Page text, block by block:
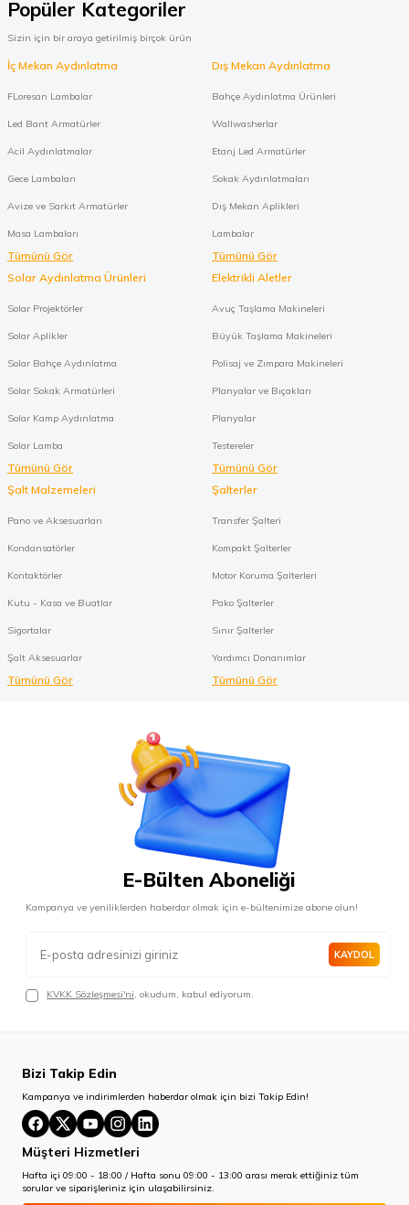
Popüler Kategoriler
Sizin için bir araya getirilmiş birçok ürün
İç Mekan Aydınlatma
FLoresan Lambalar
Led Bant Armatürler
Acil Aydınlatmalar
Gece Lambaları
Avize ve Sarkıt Armatürler
Masa Lambaları
Tümünü Gör
Dış Mekan Aydınlatma
Bahçe Aydınlatma Ürünleri
Wallwasherlar
Etanj Led Armatürler
Sokak Aydınlatmaları
Dış Mekan Aplikleri
Lambalar
Tümünü Gör
Solar Aydınlatma Ürünleri
Solar Projektörler
Solar Aplikler
Solar Bahçe Aydınlatma
Solar Sokak Armatürleri
Solar Kamp Aydınlatma
Solar Lamba
Tümünü Gör
Elektrikli Aletler
Avuç Taşlama Makineleri
Büyük Taşlama Makineleri
Polisaj ve Zımpara Makineleri
Planyalar ve Bıçakları
Planyalar
Testereler
Tümünü Gör
Şalt Malzemeleri
Pano ve Aksesuarları
Kondansatörler
Kontaktörler
Kutu - Kasa ve Buatlar
Sigortalar
Şalt Aksesuarlar
Tümünü Gör
Şalterler
Transfer Şalteri
Kompakt Şalterler
Motor Koruma Şalterleri
Pako Şalterler
Sınır Şalterler
Yardımcı Donanımlar
Tümünü Gör
E-Bülten Aboneliği
Kampanya ve yeniliklerden haberdar olmak için e-bültenimize abone olun!
KAYDOL
KVKK Sözleşmesi'ni, okudum, kabul ediyorum.
Bizi Takip Edin
Kampanya ve indirimlerden haberdar olmak için bizi Takip Edin!
Müşteri Hizmetleri
Hafta içi 09:00 - 18:00 / Hafta sonu 09:00 - 13:00 arası merak ettiğiniz tüm
sorular ve siparişleriniz için ulaşabilirsiniz.